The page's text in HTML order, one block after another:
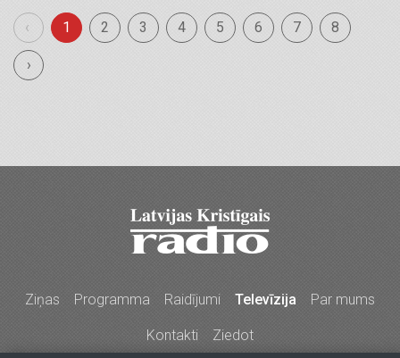
‹ 1 2 3 4 5 6 7 8
›
Ziņas Programma Raidījumi Televīzija Par mums
Kontakti Ziedot